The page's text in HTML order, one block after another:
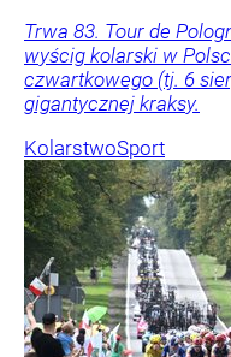
Trwa 83. Tour de
wyścig kolarski w
czwartkowego (tj. 6
gigantycznej kraksy.
KolarstwoSport